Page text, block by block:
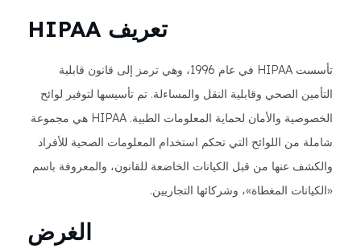
تعريف HIPAA
تأسست HIPAA في عام 1996، وهي ترمز إلى قانون قابلية
التأمين الصحي وقابلية النقل والمساءلة. تم تأسيسها لتوفير لوائح
الخصوصية والأمان لحماية المعلومات الطبية. HIPAA هي مجموعة
شاملة من اللوائح التي تحكم استخدام المعلومات الصحية للأفراد
والكشف عنها من قبل الكيانات الخاضعة للقانون، والمعروفة باسم
«الكيانات المغطاة»، وشركائها التجاريين.
الغرض